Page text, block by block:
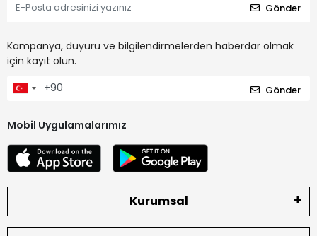
Gönder
Kampanya, duyuru ve bilgilendirmelerden haberdar olmak
için kayıt olun.
Gönder
Mobil Uygulamalarımız
Kurumsal